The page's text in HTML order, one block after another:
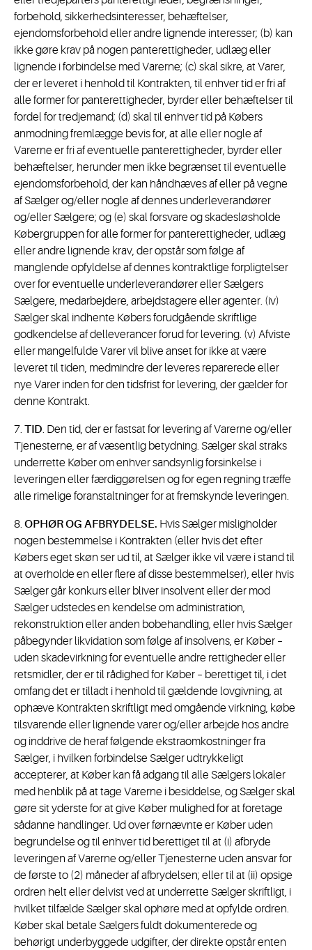
forbehold, sikkerhedsinteresser, behæftelser,
ejendomsforbehold eller andre lignende interesser; (b) kan
ikke gøre krav på nogen panterettigheder, udlæg eller
lignende i forbindelse med Varerne; (c) skal sikre, at Varer,
der er leveret i henhold til Kontrakten, til enhver tid er fri af
alle former for panterettigheder, byrder eller behæftelser til
fordel for tredjemand; (d) skal til enhver tid på Købers
anmodning fremlægge bevis for, at alle eller nogle af
Varerne er fri af eventuelle panterettigheder, byrder eller
behæftelser, herunder men ikke begrænset til eventuelle
ejendomsforbehold, der kan håndhæves af eller på vegne
af Sælger og/eller nogle af dennes underleverandører
og/eller Sælgere; og (e) skal forsvare og skadesløsholde
Købergruppen for alle former for panterettigheder, udlæg
eller andre lignende krav, der opstår som følge af
manglende opfyldelse af dennes kontraktlige forpligtelser
over for eventuelle underleverandører eller Sælgers
Sælgere, medarbejdere, arbejdstagere eller agenter. (iv)
Sælger skal indhente Købers forudgående skriftlige
godkendelse af delleverancer forud for levering. (v) Afviste
eller mangelfulde Varer vil blive anset for ikke at være
leveret til tiden, medmindre der leveres reparerede eller
nye Varer inden for den tidsfrist for levering, der gælder for
denne Kontrakt.
7. TID. Den tid, der er fastsat for levering af Varerne og/eller
Tjenesterne, er af væsentlig betydning. Sælger skal straks
underrette Køber om enhver sandsynlig forsinkelse i
leveringen eller færdiggørelsen og for egen regning træffe
alle rimelige foranstaltninger for at fremskynde leveringen.
8. OPHØR OG AFBRYDELSE. Hvis Sælger misligholder
nogen bestemmelse i Kontrakten (eller hvis det efter
Købers eget skøn ser ud til, at Sælger ikke vil være i stand til
at overholde en eller flere af disse bestemmelser), eller hvis
Sælger går konkurs eller bliver insolvent eller der mod
Sælger udstedes en kendelse om administration,
rekonstruktion eller anden bobehandling, eller hvis Sælger
påbegynder likvidation som følge af insolvens, er Køber –
uden skadevirkning for eventuelle andre rettigheder eller
retsmidler, der er til rådighed for Køber – berettiget til, i det
omfang det er tilladt i henhold til gældende lovgivning, at
ophæve Kontrakten skriftligt med omgående virkning, købe
tilsvarende eller lignende varer og/eller arbejde hos andre
og inddrive de heraf følgende ekstraomkostninger fra
Sælger, i hvilken forbindelse Sælger udtrykkeligt
accepterer, at Køber kan få adgang til alle Sælgers lokaler
med henblik på at tage Varerne i besiddelse, og Sælger skal
gøre sit yderste for at give Køber mulighed for at foretage
sådanne handlinger. Ud over førnævnte er Køber uden
begrundelse og til enhver tid berettiget til at (i) afbryde
leveringen af Varerne og/eller Tjenesterne uden ansvar for
de første to (2) måneder af afbrydelsen; eller til at (ii) opsige
ordren helt eller delvist ved at underrette Sælger skriftligt, i
hvilket tilfælde Sælger skal ophøre med at opfylde ordren.
Køber skal betale Sælgers fuldt dokumenterede og
behørigt underbyggede udgifter, der direkte opstår enten